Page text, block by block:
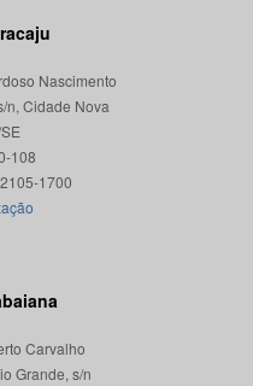
Nascimento
n, Cidade Nova
108
Carvalho
Grande, s/n